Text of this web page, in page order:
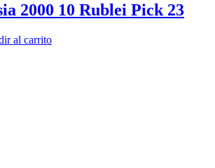
2000 10 Rublei Pick 23
al carrito